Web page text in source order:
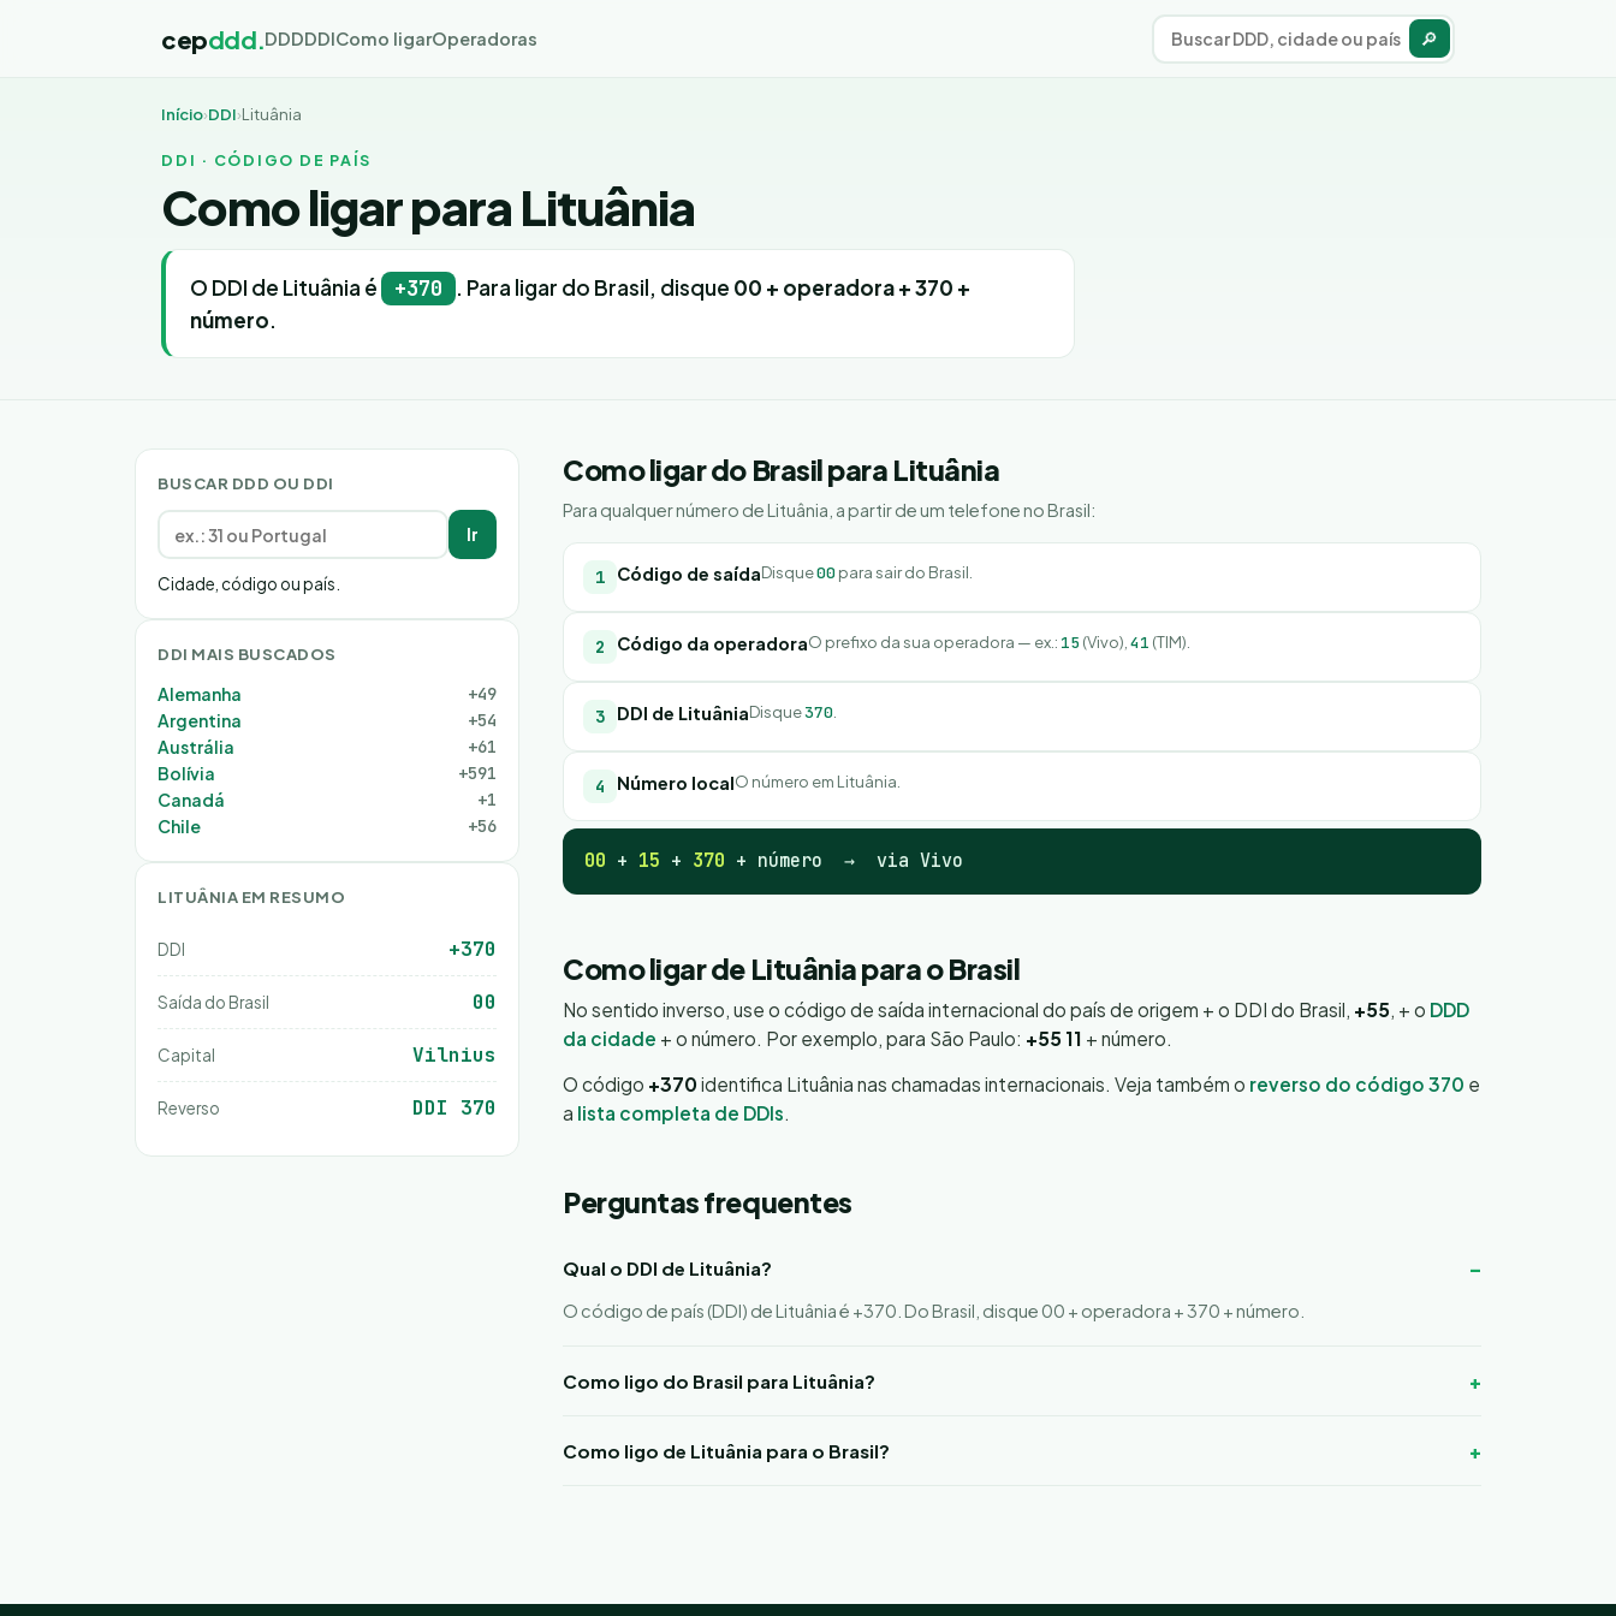
cepddd.DDDDDIComo ligarOperadoras 🔎
Início›DDI›Lituânia
DDI · CÓDIGO DE PAÍS
Como ligar para Lituânia
O DDI de Lituânia é +370 . Para ligar do Brasil, disque 00 + operadora + 370 +
número.
BUSCAR DDD OU DDI
Ir
Cidade, código ou país.
DDI MAIS BUSCADOS
Alemanha
+49
Argentina
+54
Austrália
+61
Bolívia
+591
Canadá
+1
Chile
+56
LITUÂNIA EM RESUMO
DDI +370
Saída do Brasil 00
Capital Vilnius
Reverso DDI 370
Como ligar do Brasil para Lituânia
Para qualquer número de Lituânia, a partir de um telefone no Brasil:
Código de saídaDisque00para sair do Brasil.
Código da operadoraO prefixo da sua operadora — ex.: 15 (Vivo), 41 (TIM).
DDI de LituâniaDisque370
Número localO número em Lituânia.
00 + 15 + 370 + número → via Vivo
Como ligar de Lituânia para o Brasil
No sentido inverso, use o código de saída internacional do país de origem + o DDI do Brasil, +55, + o DDD
da cidade + o número. Por exemplo, para São Paulo: +55 11 + número.
O código +370 identifica Lituânia nas chamadas internacionais. Veja também o reverso do código 370 e
a lista completa de DDIs.
Perguntas frequentes
Qual o DDI de Lituânia?
O código de país (DDI) de Lituânia é +370. Do Brasil, disque 00 + operadora + 370 + número.
Como ligo do Brasil para Lituânia?
Como ligo de Lituânia para o Brasil?